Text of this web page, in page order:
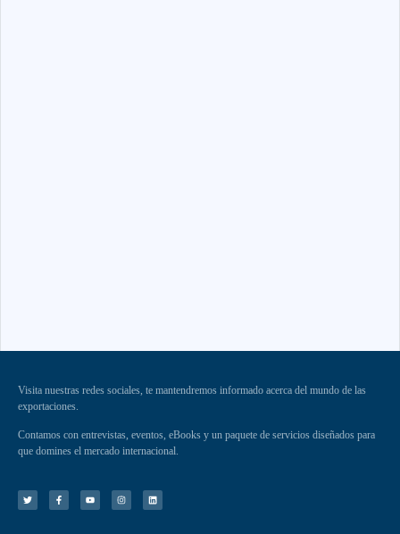
Visita nuestras redes sociales, te mantendremos informado acerca del mundo de las
exportaciones.
Contamos con entrevistas, eventos, eBooks y un paquete de servicios diseñados para
que domines el mercado internacional.